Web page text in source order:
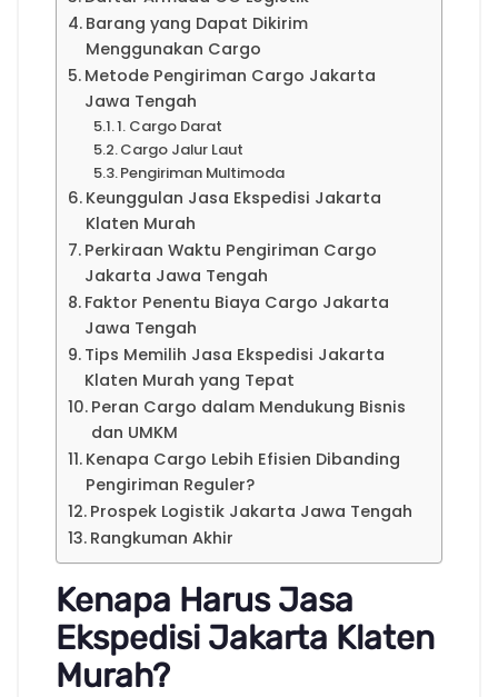
Barang yang Dapat Dikirim
Menggunakan Cargo
Metode Pengiriman Cargo Jakarta
Jawa Tengah
1. Cargo Darat
Cargo Jalur Laut
Pengiriman Multimoda
Keunggulan Jasa Ekspedisi Jakarta
Klaten Murah
Perkiraan Waktu Pengiriman Cargo
Jakarta Jawa Tengah
Faktor Penentu Biaya Cargo Jakarta
Jawa Tengah
Tips Memilih Jasa Ekspedisi Jakarta
Klaten Murah yang Tepat
Peran Cargo dalam Mendukung Bisnis
dan UMKM
Kenapa Cargo Lebih Efisien Dibanding
Pengiriman Reguler?
Prospek Logistik Jakarta Jawa Tengah
Rangkuman Akhir
Kenapa Harus Jasa
Ekspedisi Jakarta Klaten
Murah?